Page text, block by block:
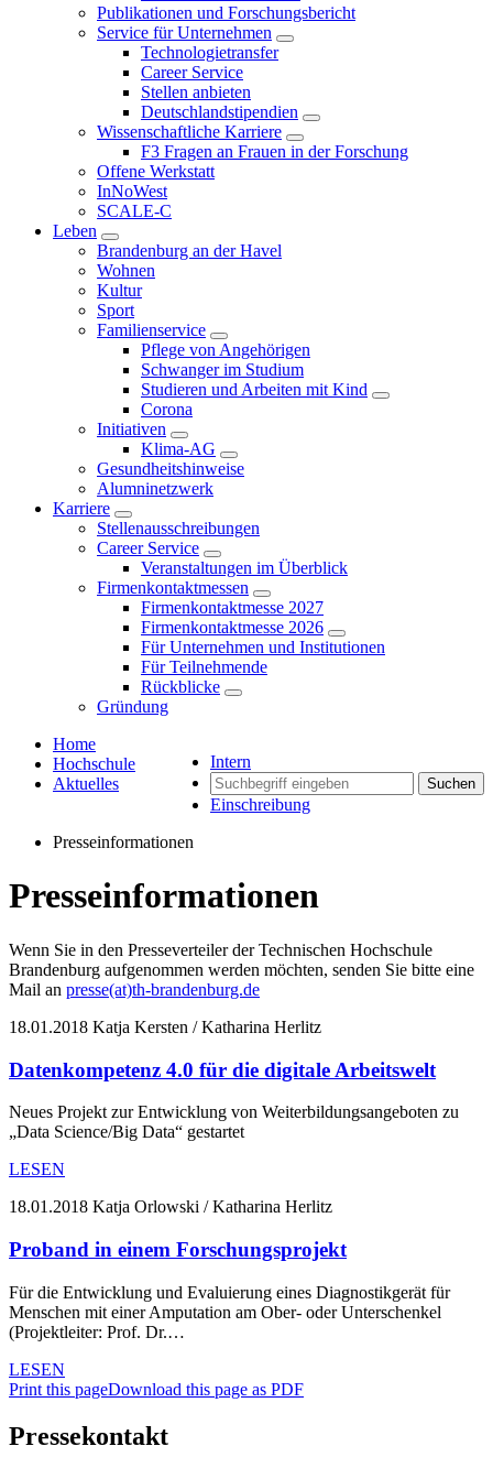
Publikationen und Forschungsbericht
Service für Unternehmen
Technologietransfer
Career Service
Stellen anbieten
Deutschlandstipendien
Wissenschaftliche Karriere
F3 Fragen an Frauen in der Forschung
Offene Werkstatt
InNoWest
SCALE-C
Leben
Brandenburg an der Havel
Wohnen
Kultur
Sport
Familienservice
Pflege von Angehörigen
Schwanger im Studium
Studieren und Arbeiten mit Kind
Corona
Initiativen
Klima-AG
Gesundheitshinweise
Alumninetzwerk
Karriere
Stellenausschreibungen
Career Service
Veranstaltungen im Überblick
Firmenkontaktmessen
Firmenkontaktmesse 2027
Firmenkontaktmesse 2026
Für Unternehmen und Institutionen
Für Teilnehmende
Rückblicke
Gründung
Intern
Suchen
Einschreibung
Home
Hochschule
Aktuelles
Presseinformationen
Presseinformationen
Wenn Sie in den Presseverteiler der Technischen Hochschule
Brandenburg aufgenommen werden möchten, senden Sie bitte eine
Mail an presse(at)th-brandenburg.de
18.01.2018 Katja Kersten / Katharina Herlitz
Datenkompetenz 4.0 für die digitale Arbeitswelt
Neues Projekt zur Entwicklung von Weiterbildungsangeboten zu
„Data Science/Big Data“ gestartet
LESEN
18.01.2018 Katja Orlowski / Katharina Herlitz
Proband in einem Forschungsprojekt
Für die Entwicklung und Evaluierung eines Diagnostikgerät für
Menschen mit einer Amputation am Ober- oder Unterschenkel
(Projektleiter: Prof. Dr.…
LESEN
Print this pageDownload this page as PDF
Pressekontakt